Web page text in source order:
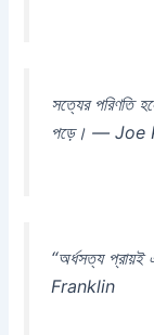
সত্যের পরিণতি
পড়ে। — Joe
“অর্ধসত্য
Franklin